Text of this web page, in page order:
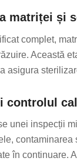
matriței și
complet,
Această
asigura
controlul
unei inspecții
în continuare.